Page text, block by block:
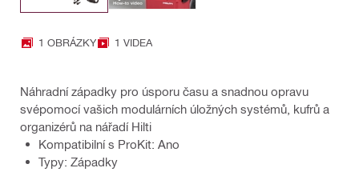
1 OBRÁZKY 1 VIDEA
Náhradní západky pro úsporu času a snadnou opravu
svépomocí vašich modulárních úložných systémů, kufrů a
organizérů na nářadí Hilti
Kompatibilní s ProKit: Ano
Typy: Západky